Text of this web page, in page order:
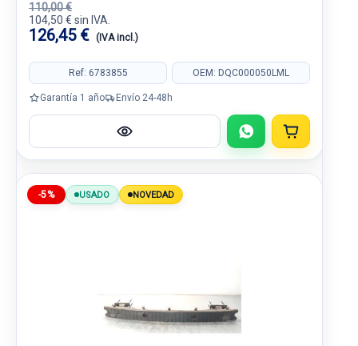
110,00 €
104,50 € sin IVA.
126,45 € (IVA incl.)
Ref: 6783855 OEM: DQC000050LML
Garantía 1 año Envío 24-48h
-5% USADO NOVEDAD